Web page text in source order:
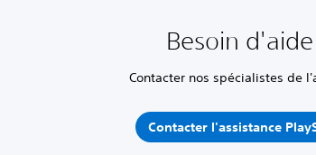
Besoin d'aide
Contacter nos spécialistes de
Contacter l'assistance